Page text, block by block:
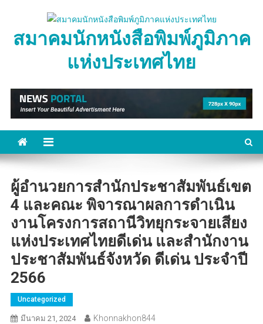
contentสมาคมนักหนังสือพิมพ์ภูมิภาค
แห่งประเทศไทย
ผู้อำนวยการสำนักประชาสัมพันธ์เขต
4 และคณะ พิจารณาผลการดำเนิน
งานโครงการสถานีวิทยุกระจายเสียง
แห่งประเทศไทยดีเด่น และสำนักงาน
ประชาสัมพันธ์จังหวัด ดีเด่น ประจำปี
2566
Uncategorized
มีนาคม 21, 2024 Khonnakhon844